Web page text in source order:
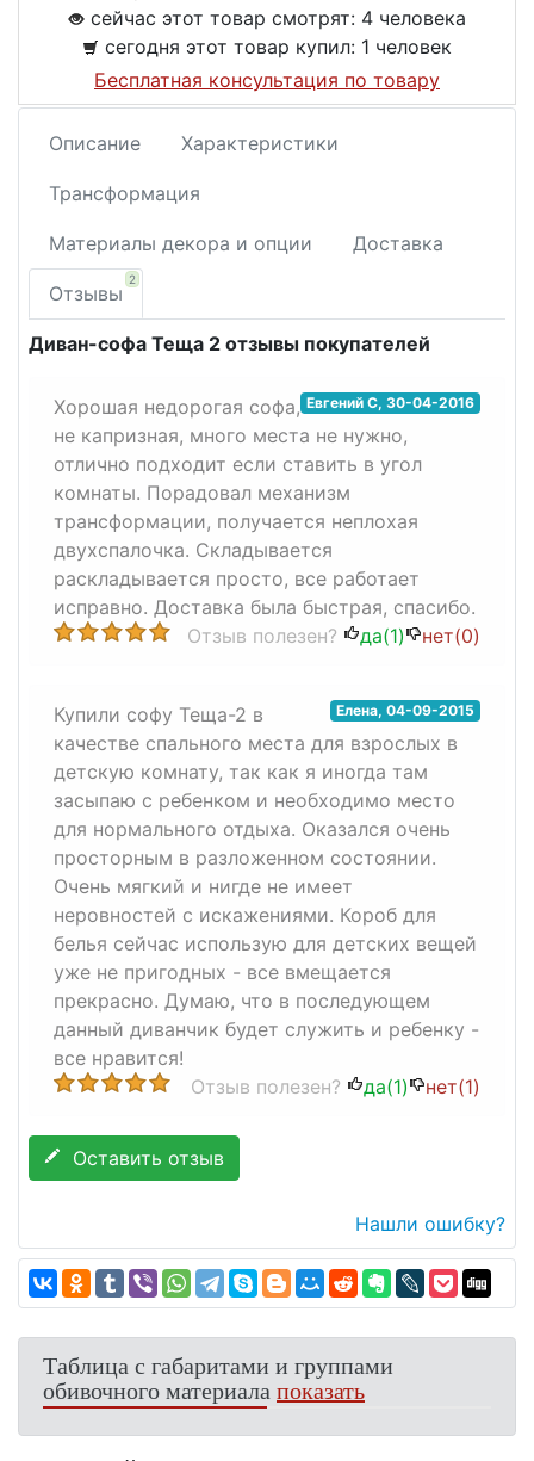
сейчас этот товар смотрят: 4 человека
сегодня этот товар купил: 1 человек
Бесплатная консультация по товару
Описание Характеристики
Трансформация
Материалы декора и опции Доставка
Отзывы
2
Диван-софа Теща 2 отзывы покупателей
Евгений С,30-04-2016
Хорошая недорогая софа,
не капризная, много места не нужно,
отлично подходит если ставить в угол
комнаты. Порадовал механизм
трансформации, получается неплохая
двухспалочка. Складывается
раскладывается просто, все работает
исправно. Доставка была быстрая, спасибо.
Отзыв полезен?
да(1) нет(0)
Елена,04-09-2015
Купили софу Теща-2 в
качестве спального места для взрослых в
детскую комнату, так как я иногда там
засыпаю с ребенком и необходимо место
для нормального отдыха. Оказался очень
просторным в разложенном состоянии.
Очень мягкий и нигде не имеет
неровностей с искажениями. Короб для
белья сейчас использую для детских вещей
уже не пригодных - все вмещается
прекрасно. Думаю, что в последующем
данный диванчик будет служить и ребенку -
все нравится!
Отзыв полезен?
да(1) нет(1)
Оставить отзыв
Нашли ошибку?
Таблица с габаритами и группами
обивочного материалапоказать